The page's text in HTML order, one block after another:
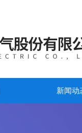
新闻动